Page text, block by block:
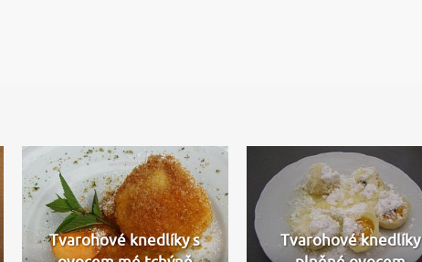
Tvarohové knedlíky s
Tvarohové knedlíky